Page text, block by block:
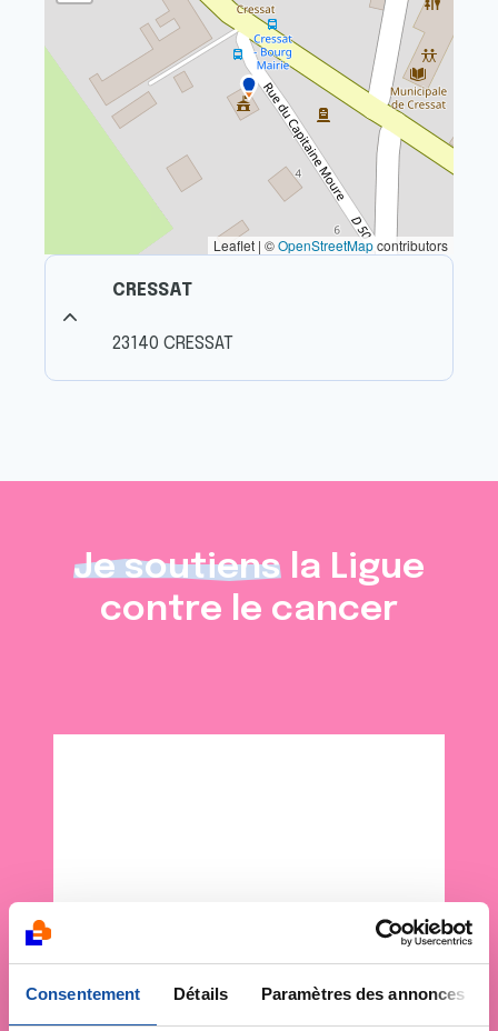
Consentement Détails Paramètres des annonces
Leaflet | ©OpenStreetMapcontributors
CRESSAT
23140 CRESSAT
Je soutiens la Ligue
contre le cancer